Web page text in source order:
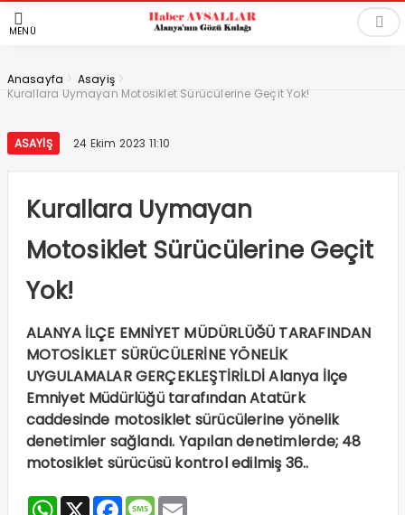
MENÜ
Anasayfa > Asayiş >
Kurallara Uymayan Motosiklet Sürücülerine Geçit Yok!
ASAYIŞ 24 Ekim 2023 11:10
Kurallara Uymayan
Motosiklet Sürücülerine Geçit
Yok!
ALANYA İLÇE EMNİYET MÜDÜRLÜĞÜ TARAFINDAN
MOTOSİKLET SÜRÜCÜLERİNE YÖNELİK
UYGULAMALAR GERÇEKLEŞTİRİLDİ Alanya İlçe
Emniyet Müdürlüğü tarafından Atatürk
caddesinde motosiklet sürücülerine yönelik
denetimler sağlandı. Yapılan denetimlerde; 48
motosiklet sürücüsü kontrol edilmiş 36..
WhatsApp
X Facebook
Message
Email